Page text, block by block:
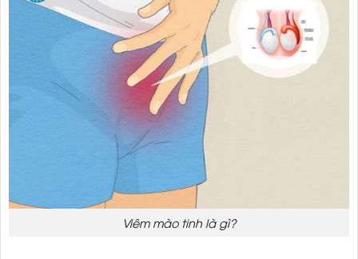
Viêm mào tinh là gì?